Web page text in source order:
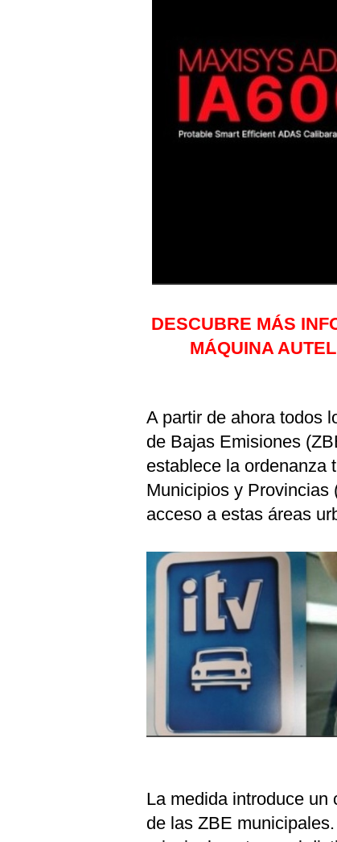
DESCUBRE MÁS
MÁQUINA AUTEL
A partir de ahora todos
de Bajas Emisiones
establece la ordenanza
Municipios y Provincias
acceso a estas áreas
La medida introduce un
de las ZBE